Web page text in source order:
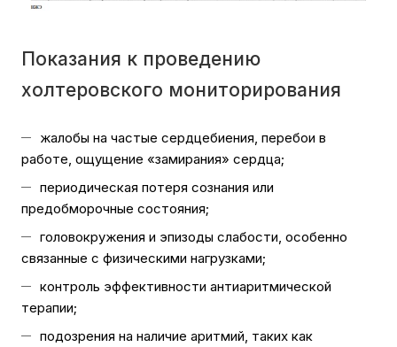
Показания к проведению
холтеровского мониторирования
жалобы на частые сердцебиения, перебои в
работе, ощущение «замирания» сердца;
периодическая потеря сознания или
предобморочные состояния;
головокружения и эпизоды слабости, особенно
связанные с физическими нагрузками;
контроль эффективности антиаритмической
терапии;
подозрения на наличие аритмий, таких как